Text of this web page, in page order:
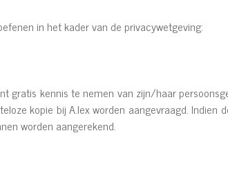
in het kader van de privacywetgeving:
gratis kennis te nemen van zijn/haar
kopie bij A.lex worden aangevraagd. Indien
worden aangerekend.